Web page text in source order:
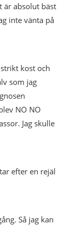
är absolut bäst
inte vänta på
kost och
som jag
NO NO
Jag skulle
efter en rejäl
Så jag kan